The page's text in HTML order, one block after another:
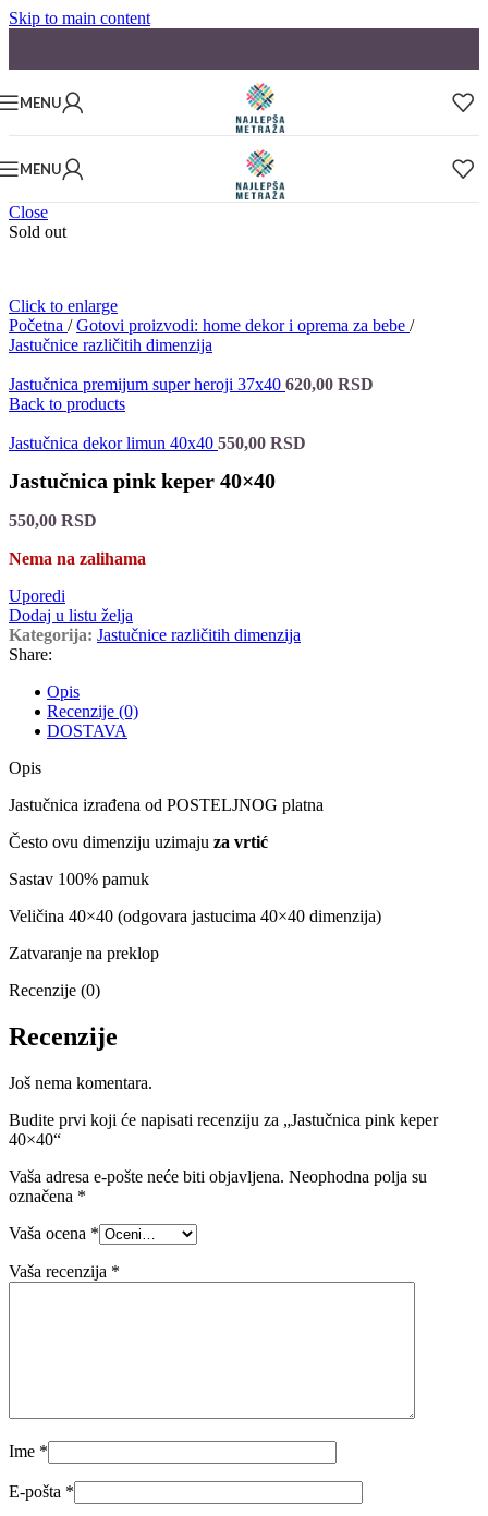
Skip to main content
MENU
MENU
Close
Sold out
Click to enlarge
Početna / Gotovi proizvodi: home dekor i oprema za bebe /
Jastučnice različitih dimenzija
Jastučnica premijum super heroji 37x40 620,00 RSD
Back to products
Jastučnica dekor limun 40x40 550,00 RSD
Jastučnica pink keper 40×40
550,00 RSD
Nema na zalihama
Uporedi
Dodaj u listu želja
Kategorija: Jastučnice različitih dimenzija
Share:
Opis
Recenzije (0)
DOSTAVA
Opis
Jastučnica izrađena od POSTELJNOG platna
Često ovu dimenziju uzimaju za vrtić
Sastav 100% pamuk
Veličina 40×40 (odgovara jastucima 40×40 dimenzija)
Zatvaranje na preklop
Recenzije (0)
Recenzije
Još nema komentara.
Budite prvi koji će napisati recenziju za „Jastučnica pink keper
40×40“
Vaša adresa e-pošte neće biti objavljena. Neophodna polja su
označena *
Vaša ocena *
Vaša recenzija *
Ime *
E-pošta *